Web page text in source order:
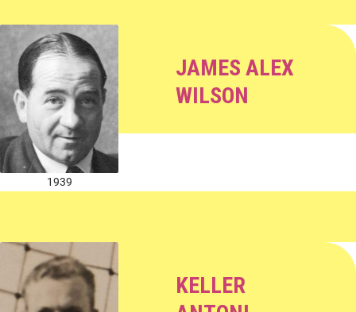
1939
JAMES ALEX
WILSON
KELLER